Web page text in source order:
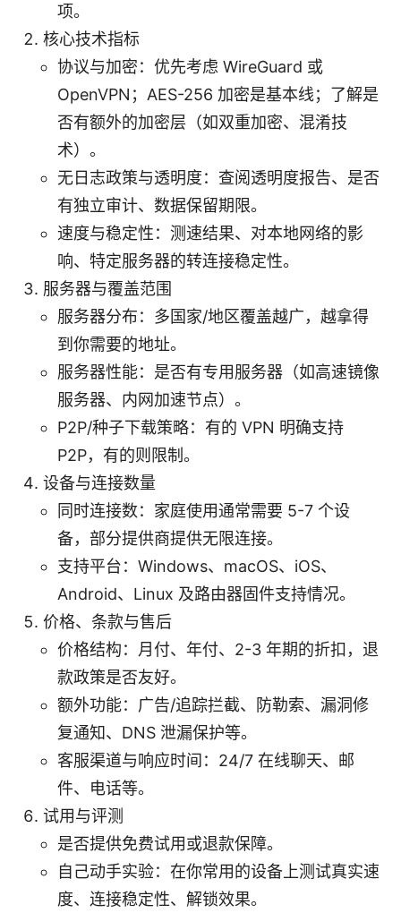
项。
核心技术指标
协议与加密：优先考虑 WireGuard 或
OpenVPN；AES-256 加密是基本线；了解是
否有额外的加密层（如双重加密、混淆技
术）。
无日志政策与透明度：查阅透明度报告、是否
有独立审计、数据保留期限。
速度与稳定性：测速结果、对本地网络的影
响、特定服务器的转连接稳定性。
服务器与覆盖范围
服务器分布：多国家/地区覆盖越广，越拿得
到你需要的地址。
服务器性能：是否有专用服务器（如高速镜像
服务器、内网加速节点）。
P2P/种子下载策略：有的 VPN 明确支持
P2P，有的则限制。
设备与连接数量
同时连接数：家庭使用通常需要 5-7 个设
备，部分提供商提供无限连接。
支持平台：Windows、macOS、iOS、
Android、Linux 及路由器固件支持情况。
价格、条款与售后
价格结构：月付、年付、2-3 年期的折扣，退
款政策是否友好。
额外功能：广告/追踪拦截、防勒索、漏洞修
复通知、DNS 泄漏保护等。
客服渠道与响应时间：24/7 在线聊天、邮
件、电话等。
试用与评测
是否提供免费试用或退款保障。
自己动手实验：在你常用的设备上测试真实速
度、连接稳定性、解锁效果。